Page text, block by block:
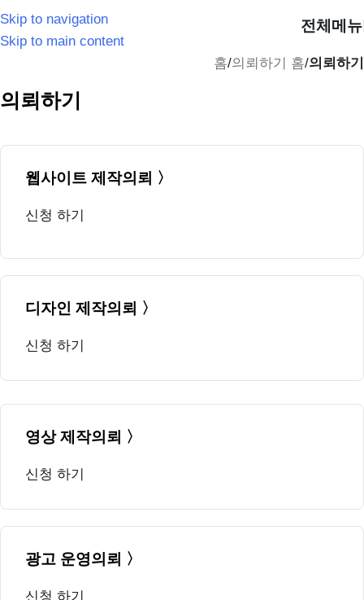
Skip to navigation
Skip to main content
전체메뉴
홈/의뢰하기 홈/의뢰하기
의뢰하기
웹사이트 제작의뢰 〉
신청 하기
디자인 제작의뢰 〉
신청 하기
영상 제작의뢰 〉
신청 하기
광고 운영의뢰 〉
신청 하기